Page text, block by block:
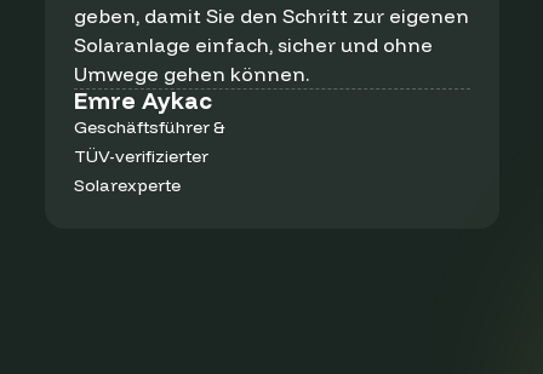
geben, damit Sie den Schritt zur eigenen
Solaranlage einfach, sicher und ohne
Umwege gehen können.
Emre Aykac
Geschäftsführer &
TÜV-verifizierter
Solarexperte